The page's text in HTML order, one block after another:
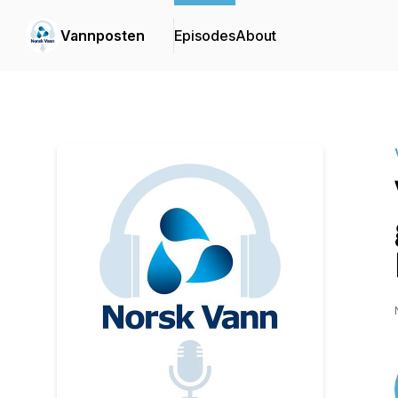
Vannposten EpisodesAbout